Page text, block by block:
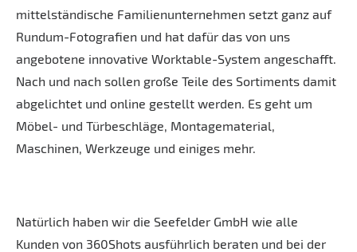
mittelständische Familienunternehmen setzt ganz auf
Rundum-Fotografien und hat dafür das von uns
angebotene innovative Worktable-System angeschafft.
Nach und nach sollen große Teile des Sortiments damit
abgelichtet und online gestellt werden. Es geht um
Möbel- und Türbeschläge, Montagematerial,
Maschinen, Werkzeuge und einiges mehr.
Natürlich haben wir die Seefelder GmbH wie alle
Kunden von 360Shots ausführlich beraten und bei der